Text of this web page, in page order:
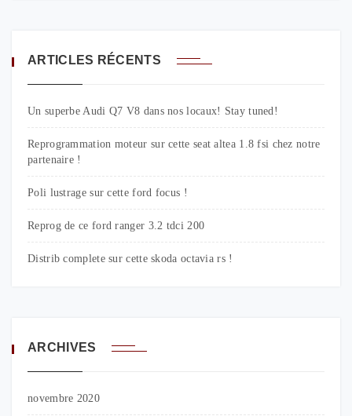
ARTICLES RÉCENTS
Un superbe Audi Q7 V8 dans nos locaux! Stay tuned!
Reprogrammation moteur sur cette seat altea 1.8 fsi chez notre
partenaire !
Poli lustrage sur cette ford focus !
Reprog de ce ford ranger 3.2 tdci 200
Distrib complete sur cette skoda octavia rs !
ARCHIVES
novembre 2020